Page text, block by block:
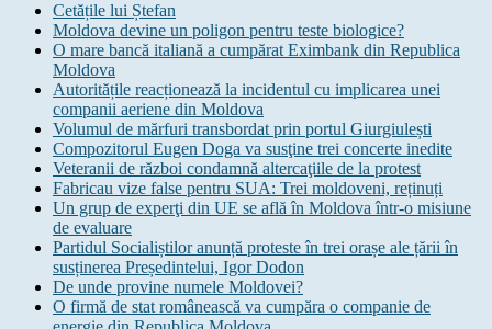
Cetățile lui Ștefan
Moldova devine un poligon pentru teste biologice?
O mare bancă italiană a cumpărat Eximbank din Republica
Moldova
Autoritățile reacționează la incidentul cu implicarea unei
companii aeriene din Moldova
Volumul de mărfuri transbordat prin portul Giurgiulești
Compozitorul Eugen Doga va susţine trei concerte inedite
Veteranii de război condamnă altercaţiile de la protest
Fabricau vize false pentru SUA: Trei moldoveni, reținuți
Un grup de experţi din UE se află în Moldova într-o misiune
de evaluare
Partidul Socialiștilor anunță proteste în trei orașe ale țării în
susținerea Președintelui, Igor Dodon
De unde provine numele Moldovei?
O firmă de stat românească va cumpăra o companie de